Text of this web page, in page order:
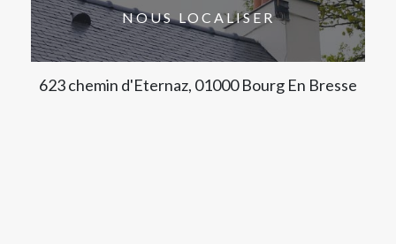
NOUS LOCALISER
623 chemin d'Eternaz, 01000 Bourg En Bresse